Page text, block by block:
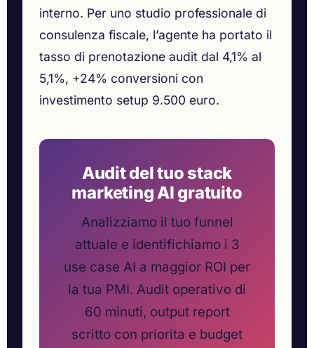
interno. Per uno studio professionale di
consulenza fiscale, l’agente ha portato il
tasso di prenotazione audit dal 4,1% al
5,1%, +24% conversioni con
investimento setup 9.500 euro.
Audit del tuo stack
marketing AI gratuito
Analizziamo il tuo funnel
attuale e identifichiamo i 3
use case AI a maggior ROI per
la tua PMI. Audit operativo di
60 minuti, output report
scritto con priorita e budget